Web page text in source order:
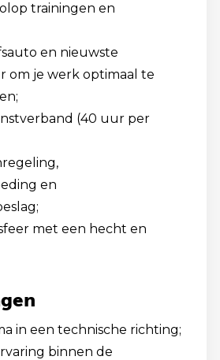
trainingen en
en nieuwste
om je werk optimaal te
(40 uur per
en
met een hecht en
in een technische richting;
binnen de